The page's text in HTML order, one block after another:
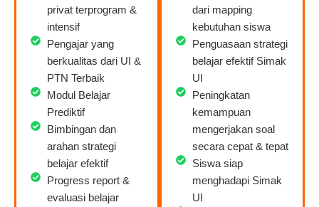
privat terprogram &
intensif
Pengajar yang
berkualitas dari UI &
PTN Terbaik
Modul Belajar
Prediktif
Bimbingan dan
arahan strategi
belajar efektif
Progress report &
evaluasi belajar
dari mapping
kebutuhan siswa
Penguasaan strategi
belajar efektif Simak
UI
Peningkatan
kemampuan
mengerjakan soal
secara cepat & tepat
Siswa siap
menghadapi Simak
UI